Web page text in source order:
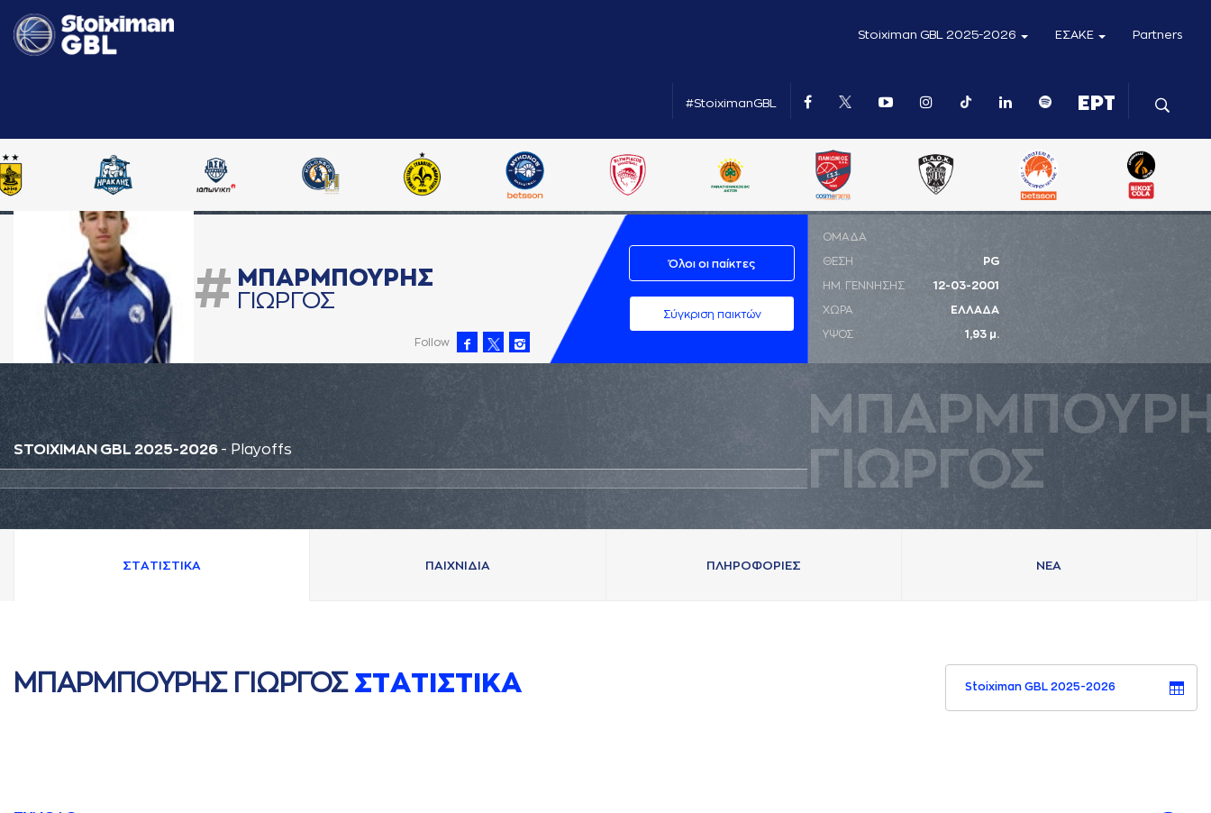
Stoiximan GBL 2025-2026 ΕΣΑΚΕ Partners
#StoiximanGBL
# ΜΠAΡΜΠΟΥΡΗΣ
ΓΙΩΡΓΟΣ
Follow
Όλοι οι παίκτες
Σύγκριση παικτών
STOIXIMAN GBL 2025-2026 - Playoffs
ΓΙΩΡΓΟΣ
ΟΜΑΔΑ
ΘΕΣΗ PG
ΗΜ. ΓΕΝΝΗΣΗΣ 12-03-2001
ΧΩΡΑ ΕΛΛΑΔΑ
ΥΨΟΣ 1,93 μ.
ΣΤAΤΙΣΤΙΚA ΠAΙΧΝΙΔΙA ΠΛΗΡΟΦΟΡΙΕΣ ΝΕA
ΜΠAΡΜΠΟΥΡΗΣ ΓΙΩΡΓΟΣ ΣΤAΤΙΣΤΙΚA Stoiximan GBL 2025-2026